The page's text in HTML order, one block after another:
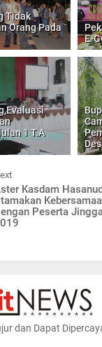
Tidak
Orang Pada
E-
1 T.A
Kasdam
Peserta
dan Dapat